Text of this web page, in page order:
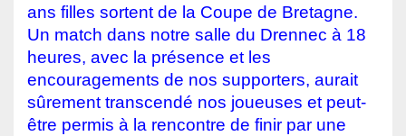
ans filles sortent de la Coupe de Bretagne.
Un match dans notre salle du Drennec à 18
heures, avec la présence et les
encouragements de nos supporters, aurait
sûrement transcendé nos joueuses et peut-
être permis à la rencontre de finir par une